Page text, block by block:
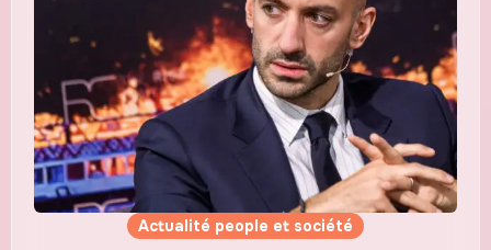
Actualité people et société